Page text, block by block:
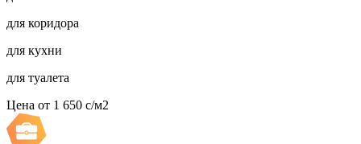
для коридора
для кухни
для туалета
Цена от 1 650 c/м2